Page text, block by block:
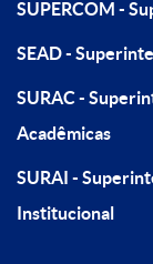
SUPERCOM -
SEAD -
SURAC -
Acadêmicas
SURAI -
Institucional